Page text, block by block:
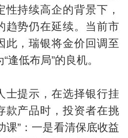
持续高企的背景下，
趋势仍在延续。当前市
此，瑞银将金价回调至
逢低布局”的良机。
士提示，在选择银行挂
款产品时，投资者在挑
课”：一是看清保底收益